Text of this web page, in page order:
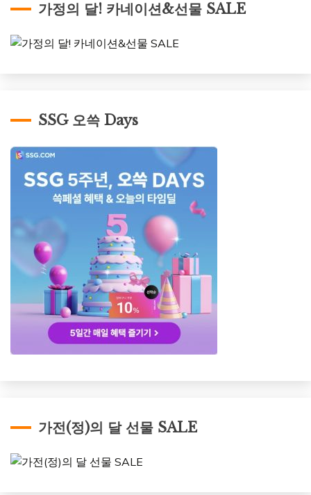
가정의 달! 카네이션&선물 SALE
SSG 오쓱 Days
가전(정)의 달 선물 SALE